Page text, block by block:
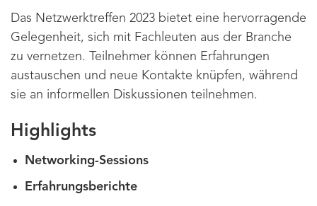
Das Netzwerktreffen 2023 bietet eine hervorragende
Gelegenheit, sich mit Fachleuten aus der Branche
zu vernetzen. Teilnehmer können Erfahrungen
austauschen und neue Kontakte knüpfen, während
sie an informellen Diskussionen teilnehmen.
Highlights
Networking-Sessions
Erfahrungsberichte